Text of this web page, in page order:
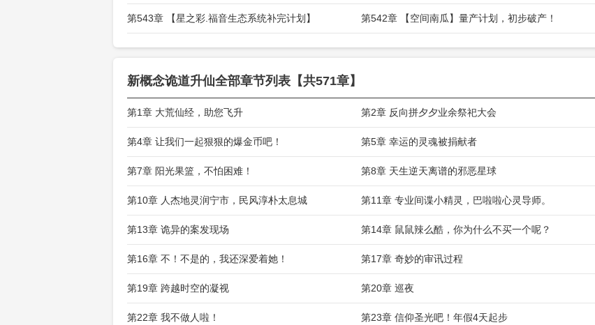
第543章 【星之彩.福音生态系统补完计划】 第542章 【空间南瓜】量产计划，初步破产！
新概念诡道升仙全部章节列表【共571章】
第1章 大荒仙经，助您飞升 第2章 反向拼夕夕业余祭祀大会
第4章 让我们一起狠狠的爆金币吧！ 第5章 幸运的灵魂被捐献者
第7章 阳光果篮，不怕困难！ 第8章 天生逆天离谱的邪恶星球
第10章 人杰地灵润宁市，民风淳朴太息城 第11章 专业间谍小精灵，巴啦啦心灵导师。
第13章 诡异的案发现场 第14章 鼠鼠辣么酷，你为什么不买一个呢？
第16章 不！不是的，我还深爱着她！ 第17章 奇妙的审讯过程
第19章 跨越时空的凝视 第20章 巡夜
第22章 我不做人啦！ 第23章 信仰圣光吧！年假4天起步